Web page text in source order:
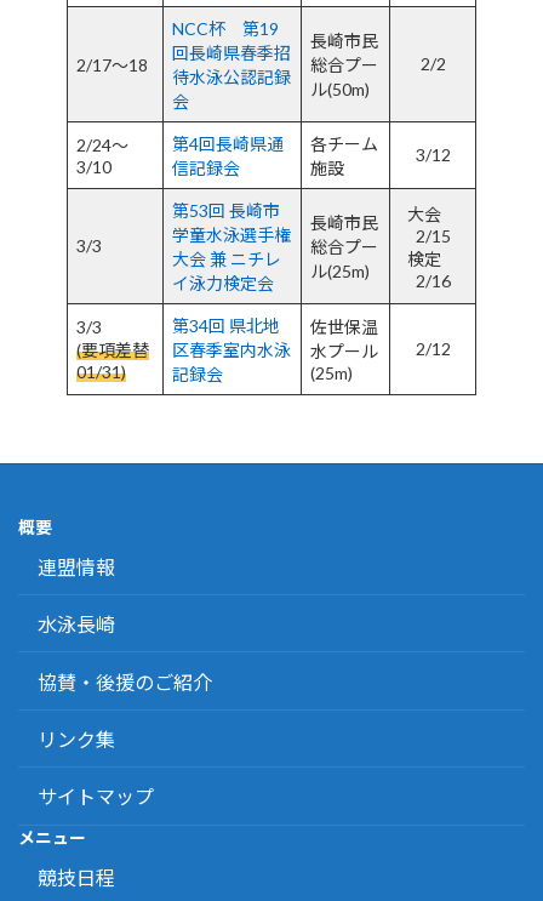
2/17～18
NCC杯 第19
回長崎県春季招
待水泳公認記録
会
長崎市民
総合プー
ル(50m)
2/2
2/24～
3/10
第4回長崎県通
信記録会
各チーム
施設
3/12
3/3
第53回 長崎市
学童水泳選手権
大会 兼 ニチレ
イ泳力検定会
長崎市民
総合プー
ル(25m)
大会
2/15
検定
2/16
3/3
(要項差替
01/31)
第34回 県北地
区春季室内水泳
記録会
佐世保温
水プール
(25m)
2/12
概要
連盟情報
水泳長崎
協賛・後援のご紹介
リンク集
サイトマップ
メニュー
競技日程